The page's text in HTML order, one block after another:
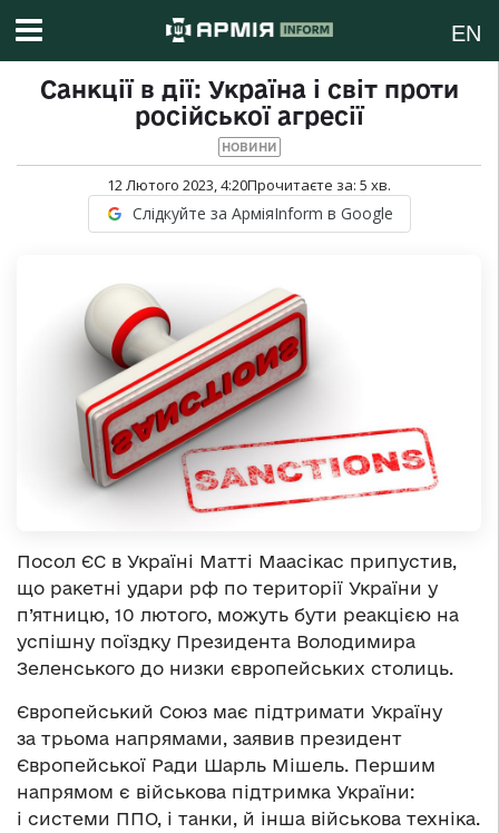
EN
Санкції в дії: Україна і світ проти
російської агресії
НОВИНИ
12 Лютого 2023, 4:20Прочитаєте за: 5 хв.
Слідкуйте за АрміяInform в Google
Посол ЄС в Україні Матті Маасікас припустив,
що ракетні удари рф по території України у
п’ятницю, 10 лютого, можуть бути реакцією на
успішну поїздку Президента Володимира
Зеленського до низки європейських столиць.
Європейський Союз має підтримати Україну
за трьома напрямами, заявив президент
Європейської Ради Шарль Мішель. Першим
напрямом є військова підтримка України:
і системи ППО, і танки, й інша військова техніка.